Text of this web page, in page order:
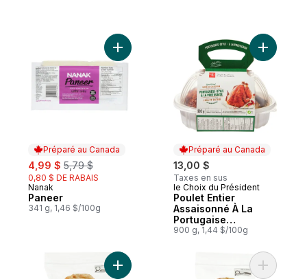
Préparé au Canada
sale:
4,99 $ , formerly:
5,79 $
0,80 $ DE RABAIS
Préparé au Canada
Nanak
Paneer
341 g, 1,46 $/100g
Ajouter Paneer au panier
Préparé au Canada
13,00 $
Taxes en sus
Préparé au Canada
le Choix du Président
Poulet Entier
Assaisonné À La
Portugaise
(Disponible après
900 g, 1,44 $/100g
Ajouter
Ajouter Pains plats Naan nature au panier
Ajouter